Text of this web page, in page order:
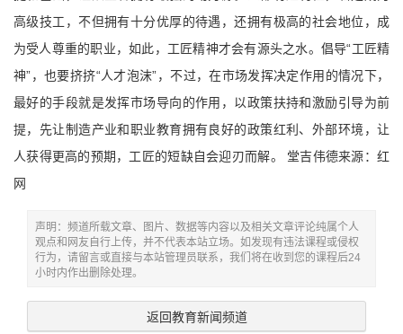
高级技工，不但拥有十分优厚的待遇，还拥有极高的社会地位，成
为受人尊重的职业，如此，工匠精神才会有源头之水。倡导“工匠精
神”，也要挤挤“人才泡沫”，不过，在市场发挥决定作用的情况下，
最好的手段就是发挥市场导向的作用，以政策扶持和激励引导为前
提，先让制造产业和职业教育拥有良好的政策红利、外部环境，让
人获得更高的预期，工匠的短缺自会迎刃而解。 堂吉伟德来源：红
网
声明：频道所载文章、图片、数据等内容以及相关文章评论纯属个人
观点和网友自行上传，并不代表本站立场。如发现有违法课程或侵权
行为，请留言或直接与本站管理员联系，我们将在收到您的课程后24
小时内作出删除处理。
返回教育新闻频道